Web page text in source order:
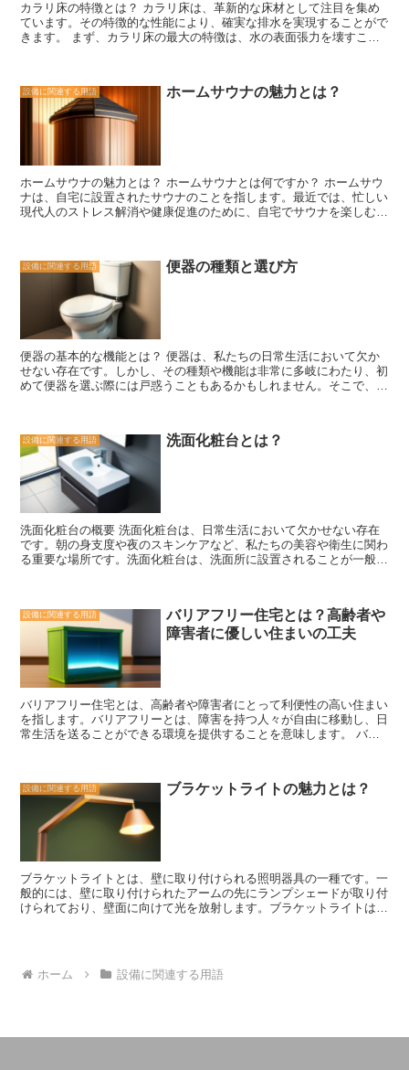
カラリ床の特徴とは？ カラリ床は、革新的な床材として注目を集め
ています。その特徴的な性能により、確実な排水を実現することがで
きます。 まず、カラリ床の最大の特徴は、水の表面張力を壊すこと
加工により、水の表面張力を壊すことができます。これにより、水が
床に滞留せず、スムーズな排水が可能となります。 また、カラリ床
は耐久性にも優れています。通常の床材では、水や汚れによって劣化
しやすく、定期的なメンテナンスが必要となります。しかし、カラリ
床は特殊な素材を使用しており、耐久性が高いため、長期間にわたっ
えており、安全性も確保されています。 さらに、カラリ床はデザイ
ン性にも優れています。様々な色や模様のバリエーションがあり、イ
ンテリアに合わせて選ぶことができます。また、カラリ床は光沢感も
あり、空間を明るく演出することができます。 以上のように、カラ
ることができます。是非、カラリ床を取り入れて快適な空間を実現し
てみてください。
設備に関連する用語 ホームサウナの魅力とは？
ホームサウナの魅力とは？ ホームサウナとは何ですか？ ホームサウ
ナは、自宅に設置されたサウナのことを指します。最近では、忙しい
現代人のストレス解消や健康促進のために、自宅でサウナを楽しむ人
ウナがあれば、いつでも好きな時に利用することができます。仕事か
ら帰った後や週末にリラックスするために、自宅のホームサウナに入
ることができます。また、外出先でのサウナ利用に比べて、時間や費
用の節約にもなります。 さらに、ホームサウナは健康促進にも効果
的です。サウナに入ることで、体内の血行が促進され、新陳代謝が活
発になります。これにより、疲労回復やデトックス効果が期待できま
す。また、サウナに入ることで心身のリラックス効果も得られ、スト
レスの軽減にも役立ちます。 さらに、ホームサウナはプライベート
な空間であるため、他の人と一緒に利用する必要がありません。自分
のペースでゆっくりとサウナを楽しむことができます。また、自宅に
促進のための理想的な選択肢です。自宅で手軽に利用できる利便性
と、健康に良い効果が期待できることから、ますます人気が高まって
います。自宅にホームサウナを設置することで、心身のリラックスを
追求し、健康な生活を送ることができるでしょう。
設備に関連する用語 便器の種類と選び方
便器の基本的な機能とは？ 便器は、私たちの日常生活において欠か
せない存在です。しかし、その種類や機能は非常に多岐にわたり、初
めて便器を選ぶ際には戸惑うこともあるかもしれません。そこで、便
快適な使用を可能にするために重要な要素となります。 また、便器
には水を流す機能もあります。便器の中には、水を流すためのメカニ
ズムが備わっており、使用後には便器内の排泄物をすばやく洗い流す
ことができます。この水を流す機能は、衛生面で非常に重要な役割を
果たしています。 さらに、便器には消臭機能もあります。排泄物に
は特有の臭いがありますが、便器にはその臭いを抑えるための機能が
備わっています。一部の便器には、消臭剤を使用することで臭いを軽
減する機能もあります。 最後に、便器には節水機能もあります。水
を大量に使用することは、環境にとっても負荷となります。そのた
ること、水を流すこと、消臭すること、節水することです。これらの
機能を理解し、自分のニーズに合った便器を選ぶことが重要です。ま
た、便器の機能だけでなく、デザインやメンテナンスのしやすさなど
も考慮して、最適な便器を選びましょう。
設備に関連する用語 洗面化粧台とは？
洗面化粧台の概要 洗面化粧台は、日常生活において欠かせない存在
です。朝の身支度や夜のスキンケアなど、私たちの美容や衛生に関わ
る重要な場所です。洗面化粧台は、洗面所に設置されることが一般的
は、陶器や人工大理石、ステンレスなどが一般的です。これらの素材
は、耐久性や耐水性に優れており、長期間使用することができます。
また、洗面化粧台には、水栓や排水口などの設備も重要な要素です。
水栓は、水の出し入れを調整するためのもので、シングルレバーやツ
ーハンドルなど、さまざまな種類があります。排水口は、使用した水
を排出するためのもので、詰まりを防ぐためにメンテナンスが必要で
す。 さらに、洗面化粧台には収納スペースも備わっています。化粧
品や洗剤、タオルなどを収納することができ、スッキリとした空間を
保つことができます。収納スペースのデザインや仕切りも様々で、自
分の使いやすさに合わせて選ぶことができます。 洗面化粧台は、機
ものです。洗面化粧台のデザインは、シンプルでモダンなものから、
クラシックで華やかなものまで、さまざまなスタイルがあります。
洗面化粧台は、私たちの日常生活において欠かせない存在です。機能
性やデザイン性を考慮しながら、自分に合った洗面化粧台を選ぶこと
が大切です。毎日の身支度やスキンケアがより快適になるよう、洗面
化粧台を上手に活用しましょう。
設備に関連する用語
バリアフリー住宅とは？高齢者や
障害者に優しい住まいの工夫
バリアフリー住宅とは、高齢者や障害者にとって利便性の高い住まい
を指します。バリアフリーとは、障害を持つ人々が自由に移動し、日
常生活を送ることができる環境を提供することを意味します。 バリ
た、段差のないフラットな床や手すりの設置なども重要な要素です。
さらに、バリアフリー住宅では、キッチンや浴室などの生活空間も配
慮されています。キッチンでは、作業スペースの高さや収納の配置が
使いやすいように工夫されています。浴室では、手すりや床の滑り止
めなどが設置され、安全な入浴が可能です。 また、バリアフリー住
宅では、照明やスイッチの位置も考慮されています。高齢者や障害を
持つ人々が照明や電気を操作しやすいように、スイッチの高さや位置
が適切に設定されています。また、照明の明るさや色温度も調整可能
であり、視覚障害を持つ人々にも配慮されています。 バリアフリー
設備に関連する用語 ブラケットライトの魅力とは？
ブラケットライトとは、壁に取り付けられる照明器具の一種です。一
般的には、壁に取り付けられたアームの先にランプシェードが取り付
けられており、壁面に向けて光を放射します。ブラケットライトは、
それぞれのインテリアに合わせて選ぶことができます。シンプルでモ
ダンなデザインのものから、クラシックでエレガントなものまで、幅
とができます。これにより、特定の場所を重点的に照らすことができ
ホーム 設備に関連する用語